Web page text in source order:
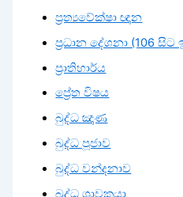
ප්‍රත්‍යවේක්ෂා ඥාන
ප්‍රධාන දේශනා (106 සිට
ප්‍රාතිහාර්ය
ප්‍රේත විෂය
බුද්ධ ඤාණ
බුද්ධ පූජාව
බුද්ධ වන්දනාව
බුද්ධ ශ්‍රාවකයා